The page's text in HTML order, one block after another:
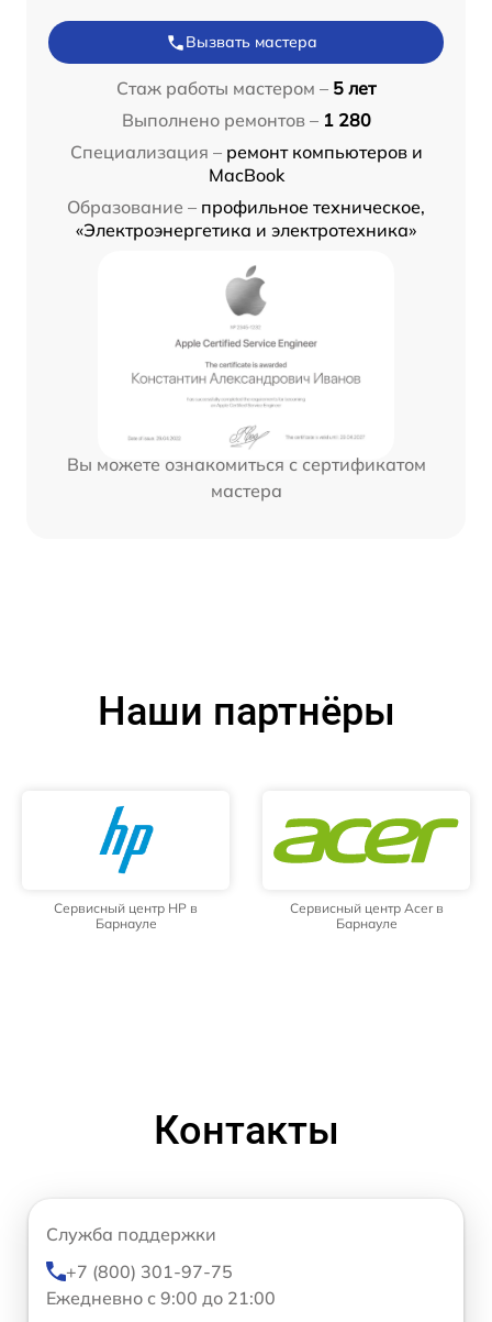
Вызвать мастера
Стаж работы мастером – 5 лет
Выполнено ремонтов – 1 280
Специализация – ремонт компьютеров и
MacBook
Образование – профильное техническое,
«Электроэнергетика и электротехника»
Вы можете ознакомиться с сертификатом
мастера
Наши партнёры
Сервисный центр HP в
Барнауле
Сервисный центр Acer в
Барнауле
Контакты
Служба поддержки
+7 (800) 301-97-75
Ежедневно с 9:00 до 21:00